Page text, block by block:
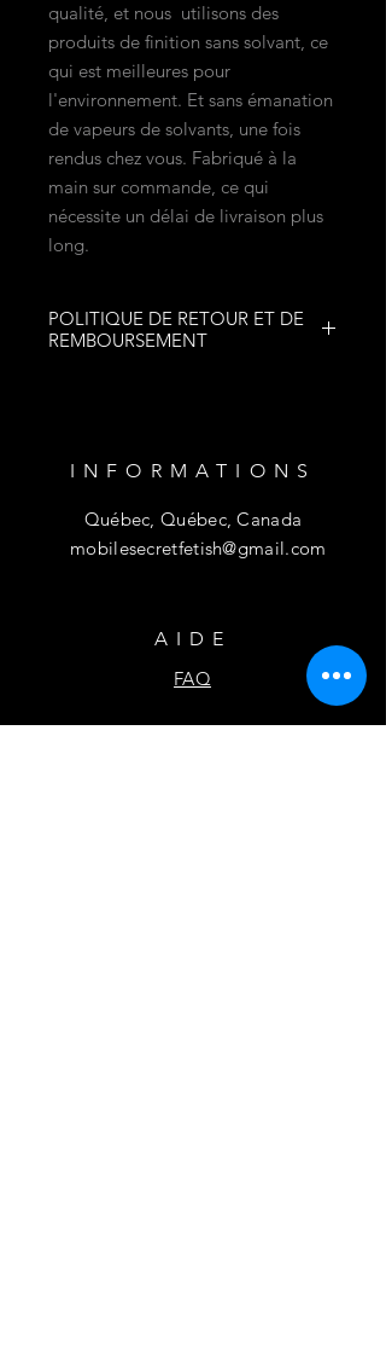
qualité, et nous utilisons des
produits de finition sans solvant, ce
qui est meilleures pour
l'environnement. Et sans émanation
de vapeurs de solvants, une fois
rendus chez vous. Fabriqué à la
main sur commande, ce qui
nécessite un délai de livraison plus
long.
POLITIQUE DE RETOUR ET DE
REMBOURSEMENT
INFORMATIONS
Québec, Québec, Canada
mobilesecretfetish@gmail.com
AIDE
FAQ